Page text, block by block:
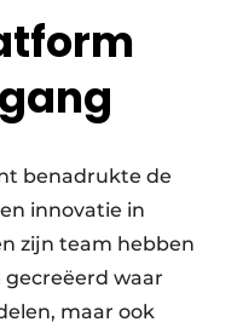
benadrukte de
innovatie in
zijn team hebben
waar
maar ook